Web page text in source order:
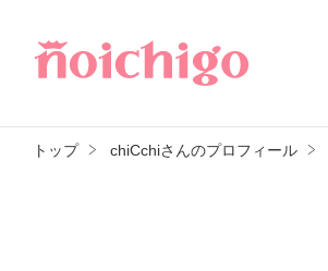
トップ chiCchiさんのプロフィール